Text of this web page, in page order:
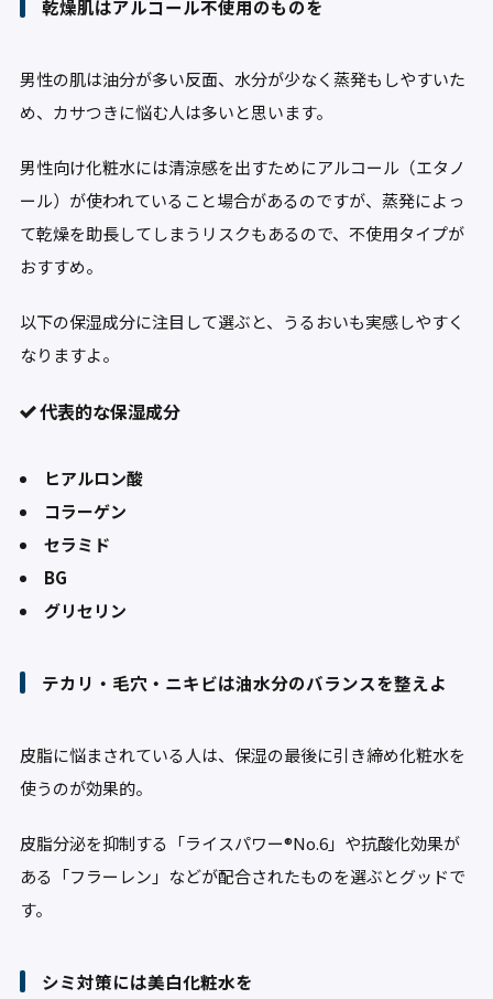
乾燥肌はアルコール不使用のものを
男性の肌は油分が多い反面、水分が少なく蒸発もしやすいた
め、カサつきに悩む人は多いと思います。
男性向け化粧水には清涼感を出すためにアルコール（エタノ
ール）が使われていること場合があるのですが、蒸発によっ
て乾燥を助長してしまうリスクもあるので、不使用タイプが
おすすめ。
以下の保湿成分に注目して選ぶと、うるおいも実感しやすく
なりますよ。
代表的な保湿成分
ヒアルロン酸
コラーゲン
セラミド
BG
グリセリン
テカリ・毛穴・ニキビは油水分のバランスを整えよ
皮脂に悩まされている人は、保湿の最後に引き締め化粧水を
使うのが効果的。
皮脂分泌を抑制する「ライスパワー®No.6」や抗酸化効果が
ある「フラーレン」などが配合されたものを選ぶとグッドで
す。
シミ対策には美白化粧水を